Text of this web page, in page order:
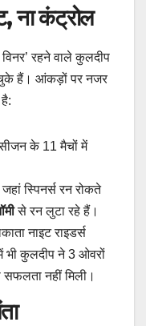
ना कंट्रोल
रहने वाले कुलदीप
चुके हैं। आंकड़ों पर नजर
के 11 मैचों में
स्पिनर्स रन रोकते
से रन लुटा रहे हैं।
नाइट राइडर्स
कुलदीप ने 3 ओवरों
नहीं मिली।